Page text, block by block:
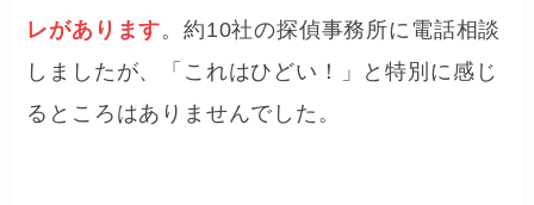
レがあります。約10社の探偵事務所に電話相談
しましたが、「これはひどい！」と特別に感じ
るところはありませんでした。